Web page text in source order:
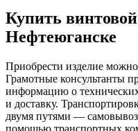
Купить
Нефтеюганске
Приобрести изделие
Грамотные консультанты
информацию о технических
и доставку.
двумя путями —